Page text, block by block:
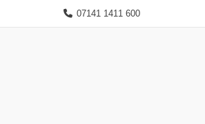
07141 1411 600